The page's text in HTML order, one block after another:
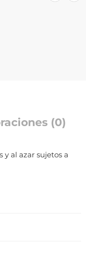
(0)
al azar sujetos a